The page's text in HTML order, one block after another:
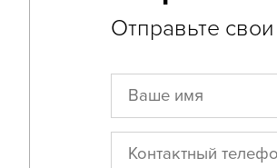
Отправьте